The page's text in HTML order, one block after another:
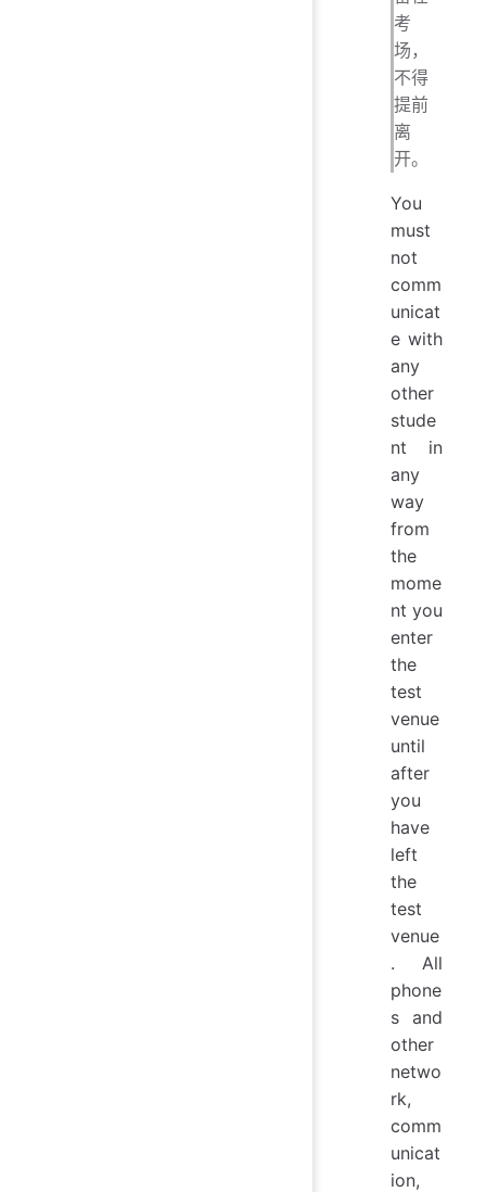
考
场，
不得
提前
离
开。
You
must
not
comm
unicat
e with
any
other
stude
nt in
any
way
from
the
mome
nt you
enter
the
test
venue
until
after
you
have
left
the
test
venue
. All
phone
s and
other
netwo
rk,
comm
unicat
ion,